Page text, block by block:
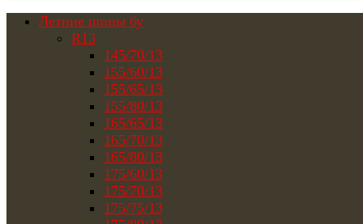
Летние шины бу
R13
145/70/13
155/60/13
155/65/13
155/80/13
165/65/13
165/70/13
165/80/13
175/60/13
175/70/13
175/75/13